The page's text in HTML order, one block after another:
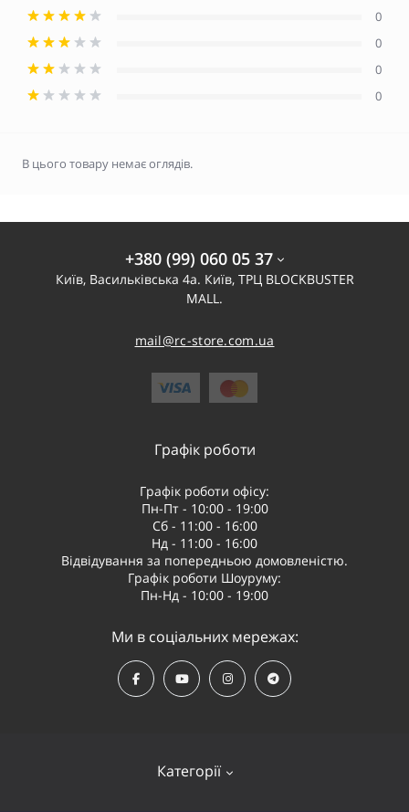
0
0
0
0
В цього товару немає оглядів.
+380 (99) 060 05 37
Київ, Васильківська 4а. Київ, ТРЦ BLOCKBUSTER
MALL.
mail@rc-store.com.ua
Категорії
Графік роботи
Графік роботи офісу:
Пн-Пт - 10:00 - 19:00
Сб - 11:00 - 16:00
Нд - 11:00 - 16:00
Відвідування за попередньою домовленістю.
Графік роботи Шоуруму:
Пн-Нд - 10:00 - 19:00
Ми в соціальних мережах: